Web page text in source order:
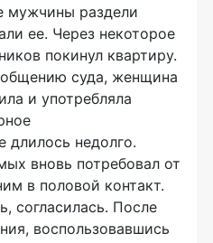
мужчины раздели
ее. Через некоторое
покинул квартиру.
суда, женщина
и употребляла
длилось недолго.
вновь потребовал от
в половой контакт.
согласилась. После
воспользовавшись